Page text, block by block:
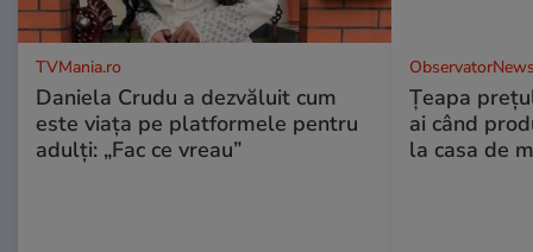
TVMania.ro
Daniela Crudu a dezvăluit cum
este viața pe platformele pentru
adulți: „Fac ce vreau”
Țeapa
ai când
la casa de